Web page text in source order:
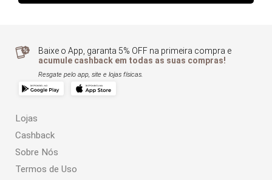
Baixe o App, garanta 5% OFF na primeira compra e
acumule cashback em todas as suas compras!
Resgate pelo app, site e lojas físicas.
Lojas
Cashback
Sobre Nós
Termos de Uso